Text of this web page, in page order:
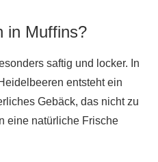
in Muffins?
saftig und locker. In
entsteht ein
Gebäck, das nicht zu
eine natürliche Frische